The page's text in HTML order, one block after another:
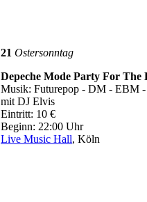
21 Ostersonntag
Depeche Mode Party For The
Musik: Futurepop - DM - EBM
mit DJ Elvis
Eintritt: 10 €
Beginn: 22:00 Uhr
Live Music Hall, Köln